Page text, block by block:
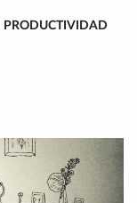
PRODUCTIVIDAD